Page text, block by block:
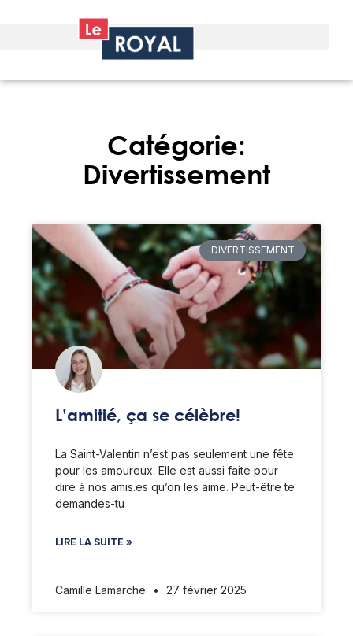
Catégorie:
Divertissement
DIVERTISSEMENT
L’amitié, ça se célèbre!
La Saint-Valentin n’est pas seulement une fête
pour les amoureux. Elle est aussi faite pour
dire à nos amis.es qu’on les aime. Peut-être te
demandes-tu
LIRE LA SUITE »
Camille Lamarche 27 février 2025